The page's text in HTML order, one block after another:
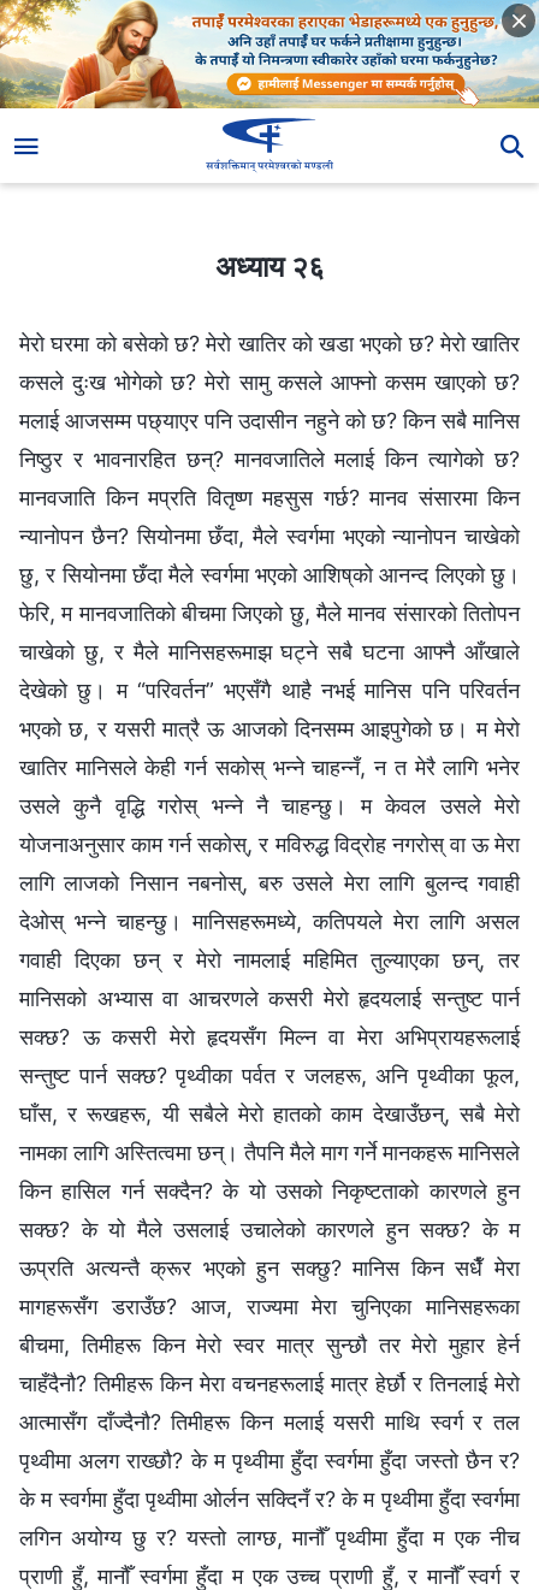
अध्याय २६
मेरो घरमा को बसेको छ? मेरो खातिर को खडा भएको छ? मेरो खातिर
कसले दुःख भोगेको छ? मेरो सामु कसले आफ्नो कसम खाएको छ?
मलाई आजसम्म पछ्याएर पनि उदासीन नहुने को छ? किन सबै मानिस
निष्ठुर र भावनारहित छन्? मानवजातिले मलाई किन त्यागेको छ?
मानवजाति किन मप्रति वितृष्ण महसुस गर्छ? मानव संसारमा किन
न्यानोपन छैन? सियोनमा छँदा, मैले स्वर्गमा भएको न्यानोपन चाखेको
छु, र सियोनमा छँदा मैले स्वर्गमा भएको आशिष्‌को आनन्द लिएको छु।
फेरि, म मानवजातिको बीचमा जिएको छु, मैले मानव संसारको तितोपन
चाखेको छु, र मैले मानिसहरूमाझ घट्ने सबै घटना आफ्नै आँखाले
देखेको छु। म “परिवर्तन” भएसँगै थाहै नभई मानिस पनि परिवर्तन
भएको छ, र यसरी मात्रै ऊ आजको दिनसम्म आइपुगेको छ। म मेरो
खातिर मानिसले केही गर्न सकोस् भन्ने चाहन्नँ, न त मेरै लागि भनेर
उसले कुनै वृद्धि गरोस् भन्ने नै चाहन्छु। म केवल उसले मेरो
योजनाअनुसार काम गर्न सकोस्, र मविरुद्ध विद्रोह नगरोस् वा ऊ मेरा
लागि लाजको निसान नबनोस्, बरु उसले मेरा लागि बुलन्द गवाही
देओस् भन्‍ने चाहन्छु। मानिसहरूमध्ये, कतिपयले मेरा लागि असल
गवाही दिएका छन् र मेरो नामलाई महिमित तुल्याएका छन्, तर
मानिसको अभ्यास वा आचरणले कसरी मेरो हृदयलाई सन्तुष्ट पार्न
सक्छ? ऊ कसरी मेरो हृदयसँग मिल्न वा मेरा अभिप्रायहरूलाई
सन्तुष्ट पार्न सक्छ? पृथ्वीका पर्वत र जलहरू, अनि पृथ्वीका फूल,
घाँस, र रूखहरू, यी सबैले मेरो हातको काम देखाउँछन्, सबै मेरो
नामका लागि अस्तित्वमा छन्। तैपनि मैले माग गर्ने मानकहरू मानिसले
किन हासिल गर्न सक्दैन? के यो उसको निकृष्टताको कारणले हुन
सक्छ? के यो मैले उसलाई उचालेको कारणले हुन सक्छ? के म
ऊप्रति अत्यन्तै क्रूर भएको हुन सक्छु? मानिस किन सधैँ मेरा
मागहरूसँग डराउँछ? आज, राज्यमा मेरा चुनिएका मानिसहरूका
बीचमा, तिमीहरू किन मेरो स्वर मात्र सुन्छौ तर मेरो मुहार हेर्न
चाहँदैनौ? तिमीहरू किन मेरा वचनहरूलाई मात्र हेर्छौ र तिनलाई मेरो
आत्मासँग दाँज्दैनौ? तिमीहरू किन मलाई यसरी माथि स्वर्ग र तल
पृथ्वीमा अलग राख्छौ? के म पृथ्वीमा हुँदा स्वर्गमा हुँदा जस्तो छैन र?
के म स्वर्गमा हुँदा पृथ्वीमा ओर्लन सक्दिनँ र? के म पृथ्वीमा हुँदा स्वर्गमा
लगिन अयोग्य छु र? यस्तो लाग्छ, मानौँ पृथ्वीमा हुँदा म एक नीच
प्राणी हुँ, मानौँ स्वर्गमा हुँदा म एक उच्च प्राणी हुँ, र मानौँ स्वर्ग र